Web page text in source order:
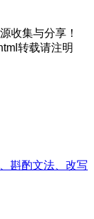
收集与分享！
转载请注明
斟酌文法、改写